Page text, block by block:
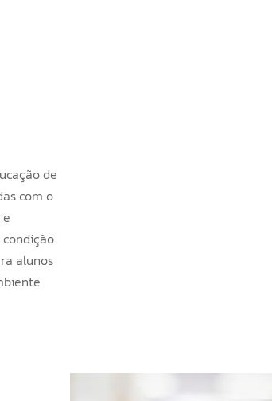
de
com o
alunos